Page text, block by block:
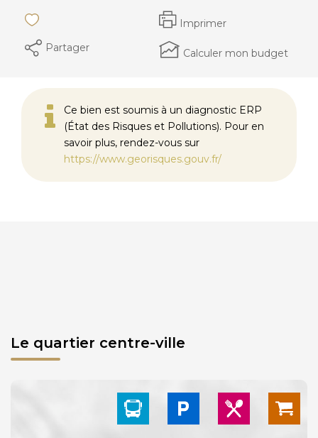
Imprimer
Partager
Calculer mon budget
Ce bien est soumis à un diagnostic ERP
(État des Risques et Pollutions). Pour en
savoir plus, rendez-vous sur
https://www.georisques.gouv.fr/
Le quartier centre-ville